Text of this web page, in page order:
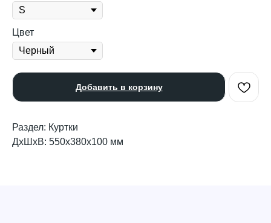
Цвет
Добавить в корзину
Раздел: Куртки
ДxШxВ: 550x380x100 мм